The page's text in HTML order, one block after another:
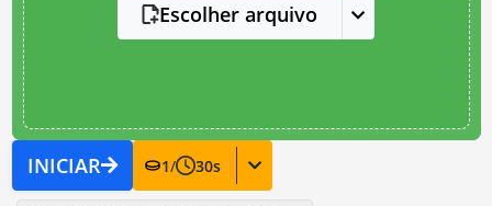
Escolher arquivo
INICIAR 1/ 30s